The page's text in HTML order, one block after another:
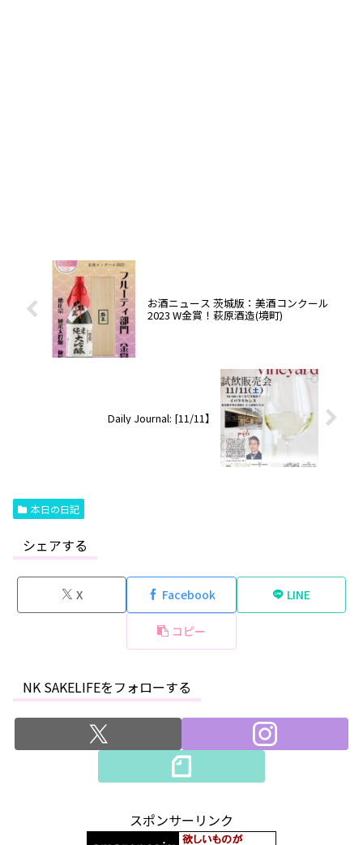
お酒ニュース 茨城版：美酒コンクール
2023 W金賞！萩原酒造(境町)
Daily Journal: [11/11】
本日の日記
シェアする
X Facebook LINE
コピー
NK SAKELIFEをフォローする
スポンサーリンク